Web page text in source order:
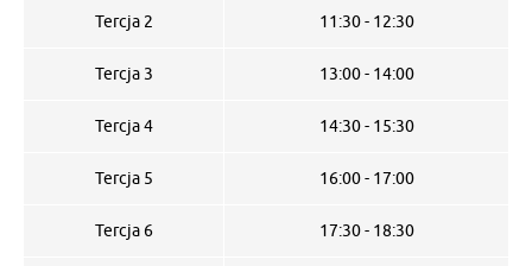
Tercja 2 11:30 - 12:30
Tercja 3 13:00 - 14:00
Tercja 4 14:30 - 15:30
Tercja 5 16:00 - 17:00
Tercja 6 17:30 - 18:30